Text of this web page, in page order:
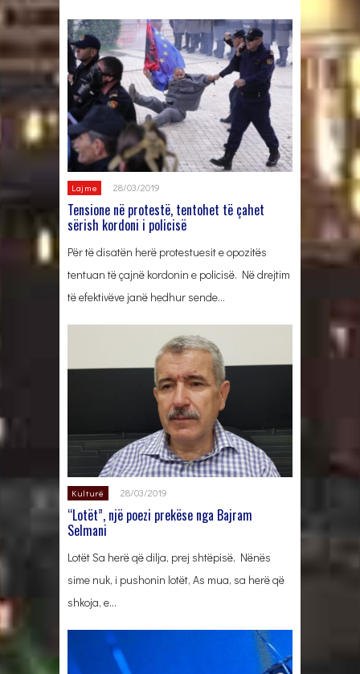
Lajme 28/03/2019
Tensione në protestë, tentohet të çahet
sërish kordoni i policisë
Për të disatën herë protestuesit e opozitës
tentuan të çajnë kordonin e policisë. Në drejtim
të efektivëve janë hedhur sende…
Kulturë 28/03/2019
“Lotët”, një poezi prekëse nga Bajram
Selmani
Lotët Sa herë që dilja, prej shtëpisë, Nënës
sime nuk, i pushonin lotët, As mua, sa herë që
shkoja, e…